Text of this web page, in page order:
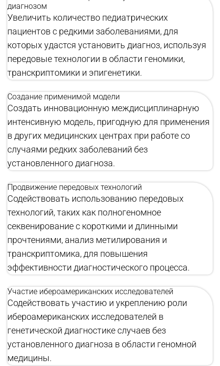
диагнозом
Увеличить количество педиатрических
пациентов с редкими заболеваниями, для
которых удастся установить диагноз, используя
передовые технологии в области геномики,
транскриптомики и эпигенетики.
Создание применимой модели
Создать инновационную междисциплинарную
интенсивную модель, пригодную для применения
в других медицинских центрах при работе со
случаями редких заболеваний без
установленного диагноза.
Продвижение передовых технологий
Содействовать использованию передовых
технологий, таких как полногеномное
секвенирование с короткими и длинными
прочтениями, анализ метилирования и
транскриптомика, для повышения
эффективности диагностического процесса.
Участие ибероамериканских исследователей
Содействовать участию и укреплению роли
ибероамериканских исследователей в
генетической диагностике случаев без
установленного диагноза в области геномной
медицины.